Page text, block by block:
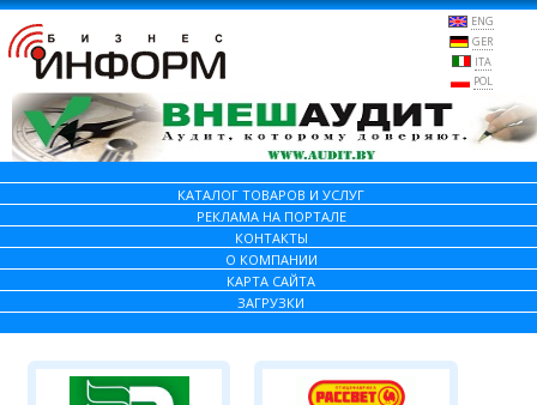
ENG
GER
ITA
POL
КАТАЛОГ ТОВАРОВ И УСЛУГ
РЕКЛАМА НА ПОРТАЛЕ
КОНТАКТЫ
О КОМПАНИИ
КАРТА САЙТА
ЗАГРУЗКИ